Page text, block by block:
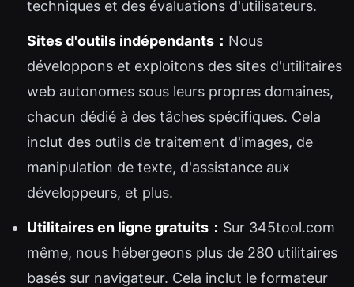
techniques et des évaluations d'utilisateurs.
Sites d'outils indépendants： Nous
développons et exploitons des sites d'utilitaires
web autonomes sous leurs propres domaines,
chacun dédié à des tâches spécifiques. Cela
inclut des outils de traitement d'images, de
manipulation de texte, d'assistance aux
développeurs, et plus.
Utilitaires en ligne gratuits： Sur 345tool.com
même, nous hébergeons plus de 280 utilitaires
basés sur navigateur. Cela inclut le formateur